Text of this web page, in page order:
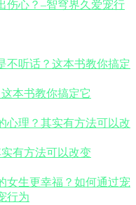
本书教你搞定它
有方法可以改变